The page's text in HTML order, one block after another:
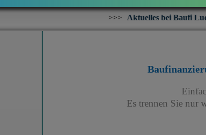
Aktuelles bei Baufi Ludwigsburg für
Es trennen Sie nur